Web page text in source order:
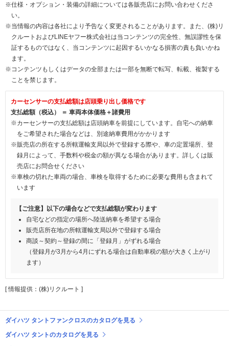
※仕様・オプション・装備の詳細については各販売店にお問い合わせくださ
い。
※当情報の内容は各社により予告なく変更されることがあります。また、(株)リ
クルートおよびLINEヤフー株式会社は当コンテンツの完全性、無誤謬性を保
証するものではなく、当コンテンツに起因するいかなる損害の責も負いかね
ます。
※コンテンツもしくはデータの全部または一部を無断で転写、転載、複製する
ことを禁じます。
カーセンサーの支払総額は店頭乗り出し価格です
支払総額（税込） ＝ 車両本体価格＋諸費用
※カーセンサーの支払総額は店頭納車を前提にしています。自宅への納車
をご希望された場合などは、別途納車費用がかかります
※販売店の所在する所轄運輸支局以外で登録する際や、車の定置場所、登
録月によって、手数料や税金の額が異なる場合があります。詳しくは販
売店にお問合せください
※車検の切れた車両の場合、車検を取得するために必要な費用も含まれて
います
【ご注意】以下の場合などで支払総額が変わります
自宅などの指定の場所へ陸送納車を希望する場合
販売店所在地の所轄運輸支局以外で登録する場合
商談～契約～登録の間に「登録月」がずれる場合
（登録月が3月から4月にずれる場合は自動車税の額が大きく上がり
ます）
[ 情報提供：(株)リクルート ]
ダイハツ タントファンクロスのカタログを見る
ダイハツ タントのカタログを見る